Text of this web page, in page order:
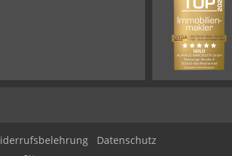
Datenschutz